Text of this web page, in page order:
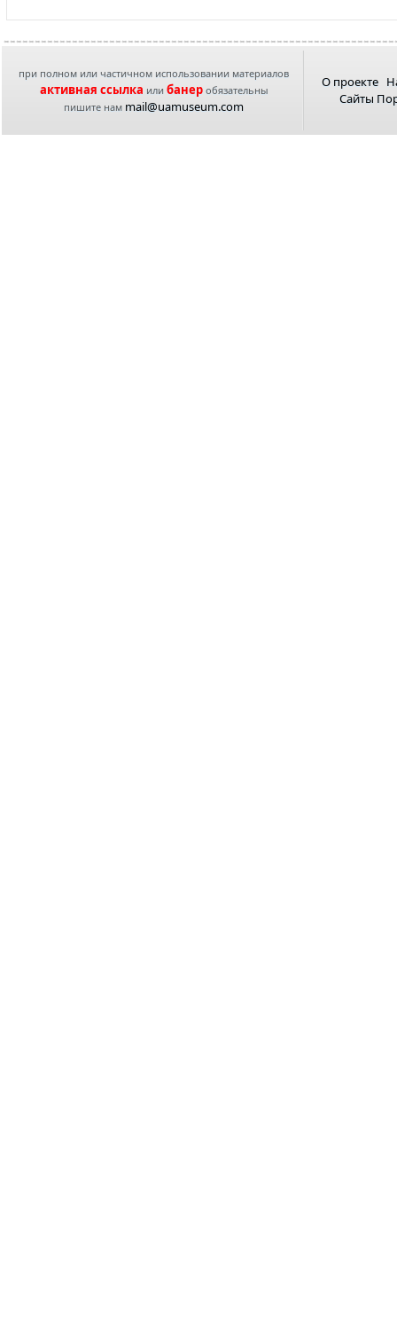
при полном или частичном использовании материалов
активная ссылка или банеробязательны
пишите нам mail@uamuseum.com
О проекте
Сайты